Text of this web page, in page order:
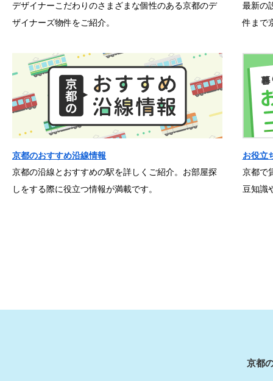
デザイナーこだわりのさまざまな個性のある京都のデ
ザイナーズ物件をご紹介。
最新の
件まで
京都のおすすめ沿線情報
京都の沿線とおすすめの駅を詳しくご紹介。お部屋探
しをする際に役立つ情報が満載です。
お役立
京都で
豆知識
京都